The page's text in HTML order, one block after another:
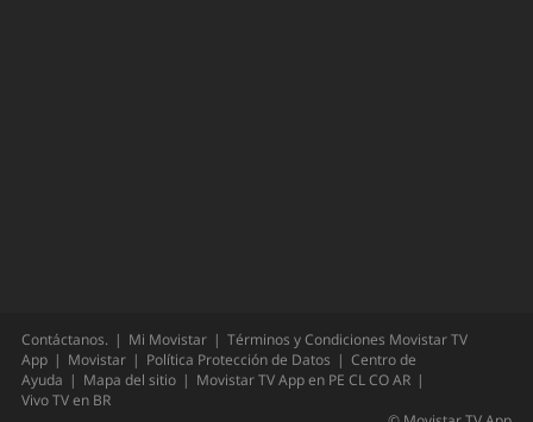
Contáctanos. Mi Movistar
Términos y Condiciones Movistar TV
App
Movistar Política Protección de Datos
Centro de
Ayuda
Mapa del sitio Movistar TV App en PE CLCOAR
Vivo TV en BR